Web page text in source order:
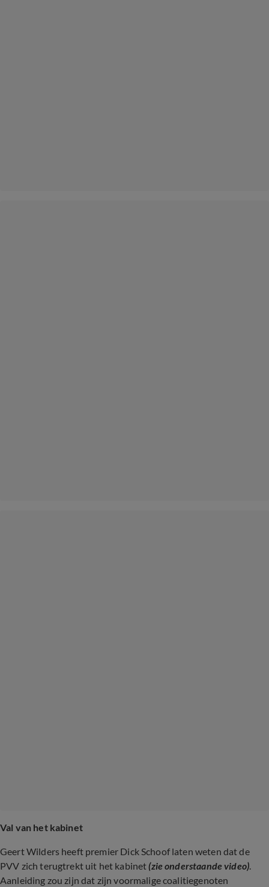
Val van het kabinet
Geert Wilders heeft premier Dick Schoof laten weten dat de
PVV zich terugtrekt uit het kabinet(zie onderstaande video).
Aanleiding zou zijn dat zijn voormalige coalitiegenoten